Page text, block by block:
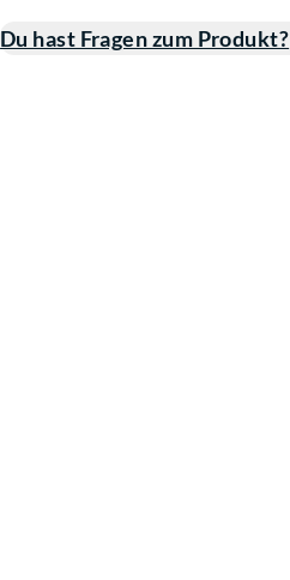
Du hast Fragen zum Produkt?